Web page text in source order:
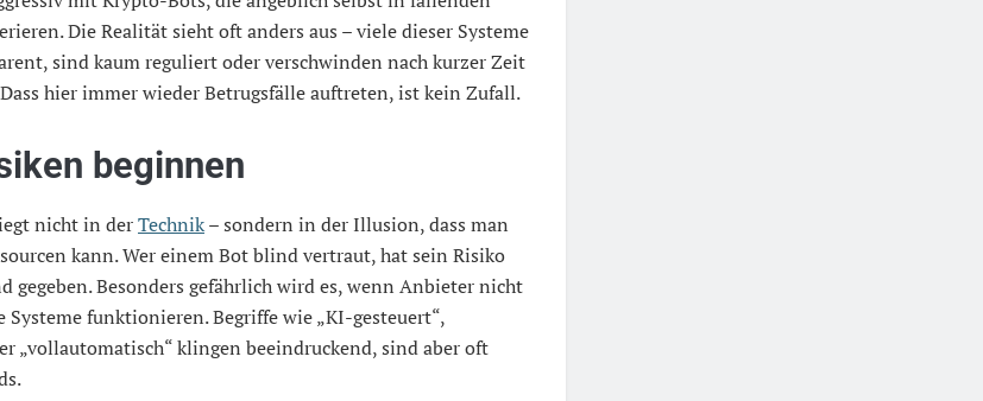
Die Realität sieht oft anders aus – viele dieser Systeme
sind kaum reguliert oder verschwinden nach kurzer Zeit
hier immer wieder Betrugsfälle auftreten, ist kein Zufall.
beginnen
nicht in derTechnik– sondern in der Illusion, dass man
kann. Wer einem Bot blind vertraut, hat sein Risiko
gegeben. Besonders gefährlich wird es, wenn Anbieter nicht
Systeme funktionieren. Begriffe wie „KI-gesteuert“,
„vollautomatisch“ klingen beeindruckend, sind aber oft